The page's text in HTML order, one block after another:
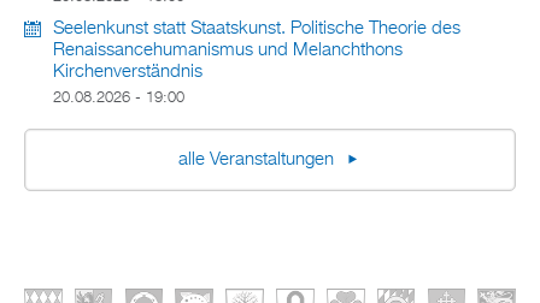
Seelenkunst statt Staatskunst. Politische Theorie des
Renaissancehumanismus und Melanchthons
Kirchenverständnis
20.08.2026 - 19:00
alle Veranstaltungen